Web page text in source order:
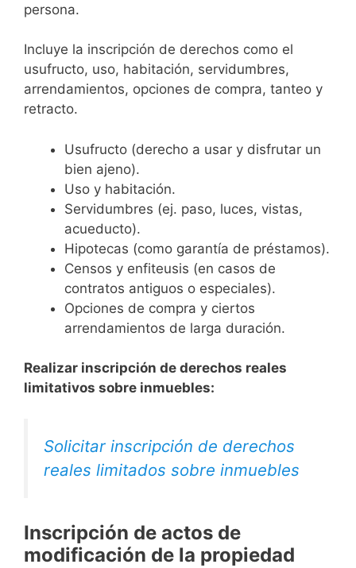
persona.
Incluye la inscripción de derechos como el
usufructo, uso, habitación, servidumbres,
arrendamientos, opciones de compra, tanteo y
retracto.
Usufructo (derecho a usar y disfrutar un
bien ajeno).
Uso y habitación.
Servidumbres (ej. paso, luces, vistas,
acueducto).
Hipotecas (como garantía de préstamos).
Censos y enfiteusis (en casos de
contratos antiguos o especiales).
Opciones de compra y ciertos
arrendamientos de larga duración.
Realizar inscripción de derechos reales
limitativos sobre inmuebles:
Solicitar inscripción de derechos
reales limitados sobre inmuebles
Inscripción de actos de
modificación de la propiedad